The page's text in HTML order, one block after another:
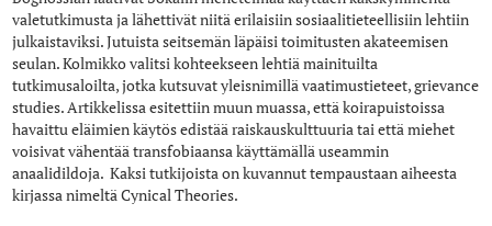
valetutkimusta ja lähettivät niitä erilaisiin sosiaalitieteellisiin lehtiin
julkaistaviksi. Jutuista seitsemän läpäisi toimitusten akateemisen
seulan. Kolmikko valitsi kohteekseen lehtiä mainituilta
tutkimusaloilta, jotka kutsuvat yleisnimillä vaatimustieteet, grievance
studies. Artikkelissa esitettiin muun muassa, että koirapuistoissa
havaittu eläimien käytös edistää raiskauskulttuuria tai että miehet
voisivat vähentää transfobiaansa käyttämällä useammin
anaalidildoja. Kaksi tutkijoista on kuvannut tempaustaan aiheesta
kirjassa nimeltä Cynical Theories.